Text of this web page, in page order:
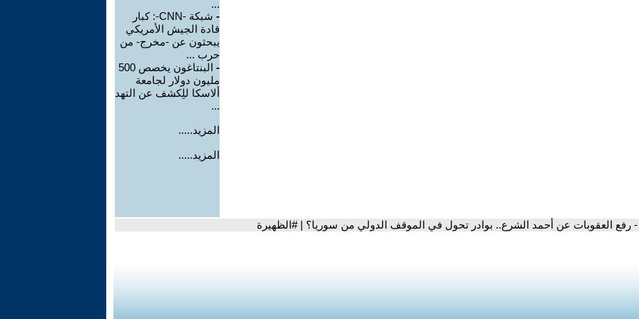
...
-
شبكة -CNN-: كبار
قادة الجيش الأمريكي
يبحثون عن -مخرج- من
حرب ...
-
البنتاغون يخصص 500
مليون دولار لجامعة
ألاسكا للِكشف عن التهد
...
المزيد.....
المزيد.....
- رفع العقوبات عن أحمد الشرع.. بوادر تحول في الموقف الدولي من سوريا؟ | #الظهيرة